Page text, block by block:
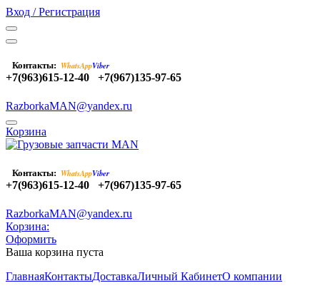
Вход / Регистрация
Контакты: WhatsAppViber
+7(963)615-12-40 +7(967)135-97-65
RazborkaMAN@yandex.ru
Корзина
Контакты: WhatsAppViber
+7(963)615-12-40 +7(967)135-97-65
RazborkaMAN@yandex.ru
Корзина:
Оформить
Ваша корзина пуста
ГлавнаяКонтактыДоставкаЛичный КабинетО компании